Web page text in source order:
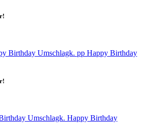
Umschlagk. pp Happy Birthday
Umschlagk. Happy Birthday